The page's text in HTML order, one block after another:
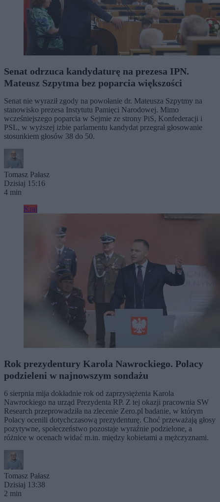
Senat odrzuca kandydaturę na prezesa IPN.
Mateusz Szpytma bez poparcia większości
Senat nie wyraził zgody na powołanie dr. Mateusza Szpytmy na
stanowisko prezesa Instytutu Pamięci Narodowej. Mimo
wcześniejszego poparcia w Sejmie ze strony PiS, Konfederacji i
PSL, w wyższej izbie parlamentu kandydat przegrał głosowanie
stosunkiem głosów 38 do 50.
Tomasz Pałasz
Dzisiaj 15:16
4 min
Kraj
Rok prezydentury Karola Nawrockiego. Polacy
podzieleni w najnowszym sondażu
6 sierpnia mija dokładnie rok od zaprzysiężenia Karola
Nawrockiego na urząd Prezydenta RP. Z tej okazji pracownia SW
Research przeprowadziła na zlecenie Zero.pl badanie, w którym
Polacy ocenili dotychczasową prezydenturę. Choć przeważają głosy
pozytywne, społeczeństwo pozostaje wyraźnie podzielone, a
różnice w ocenach widać m.in. między kobietami a mężczyznami.
Tomasz Pałasz
Dzisiaj 13:38
2 min